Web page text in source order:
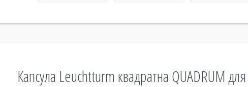
Капсула Leuchtturm квадратна QUADRUM